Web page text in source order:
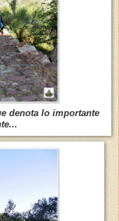
denota lo importante